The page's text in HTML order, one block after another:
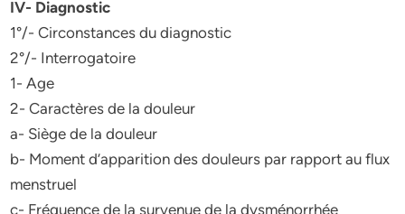
IV- Diagnostic
1°/- Circonstances du diagnostic
2°/- Interrogatoire
1- Age
2- Caractères de la douleur
a- Siège de la douleur
b- Moment d’apparition des douleurs par rapport au flux
menstruel
c- Fréquence de la survenue de la dysménorrhée